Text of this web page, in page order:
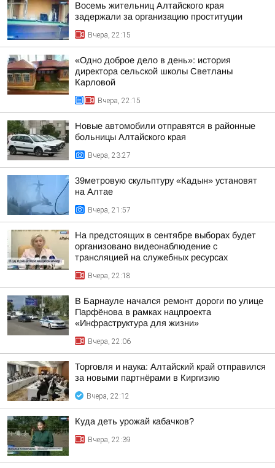
Восемь жительниц Алтайского края
задержали за организацию проституции
Вчера, 22:15
«Одно доброе дело в день»: история
директора сельской школы Светланы
Карловой
Вчера, 22:15
Новые автомобили отправятся в районные
больницы Алтайского края
Вчера, 23:27
39метровую скульптуру «Кадын» установят
на Алтае
Вчера, 21:57
На предстоящих в сентябре выборах будет
организовано видеонаблюдение с
трансляцией на служебных ресурсах
Вчера, 22:18
В Барнауле начался ремонт дороги по улице
Парфёнова в рамках нацпроекта
«Инфраструктура для жизни»
Вчера, 22:06
Торговля и наука: Алтайский край отправился
за новыми партнёрами в Киргизию
Вчера, 22:12
Куда деть урожай кабачков?
Вчера, 22:39